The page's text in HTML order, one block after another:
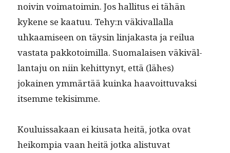
noivin voima­toimin. Jos hal­li­tus ei tähän
kykene se kaatuu. Tehy:n väki­val­lal­la
uhkaamiseen on täysin lin­jakas­ta ja reilua
vas­ta­ta pakko­toimil­la. Suo­ma­laisen väkiväl­
lan­ta­ju on niin kehit­tynyt, että (läh­es)
jokainen ymmärtää kuin­ka haavoit­tuvak­si
itsemme tekisimme.
Kouluis­sakaan ei kiusa­ta heitä, jot­ka ovat
heikom­pia vaan heitä jot­ka alis­tu­vat